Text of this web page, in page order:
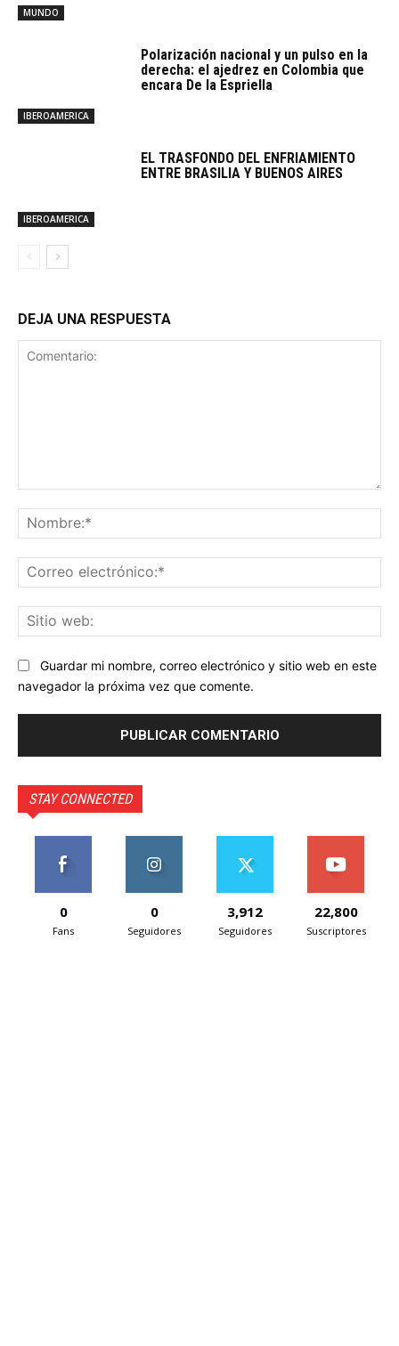
MUNDO
IBEROAMERICA
Polarización nacional y un pulso en la
derecha: el ajedrez en Colombia que
encara De la Espriella
IBEROAMERICA
EL TRASFONDO DEL ENFRIAMIENTO
ENTRE BRASILIA Y BUENOS AIRES
DEJA UNA RESPUESTA
Guardar mi nombre, correo electrónico y sitio web en este
navegador la próxima vez que comente.
STAY CONNECTED
0
Fans
0
Seguidores
3,912
Seguidores
22,800
Suscriptores